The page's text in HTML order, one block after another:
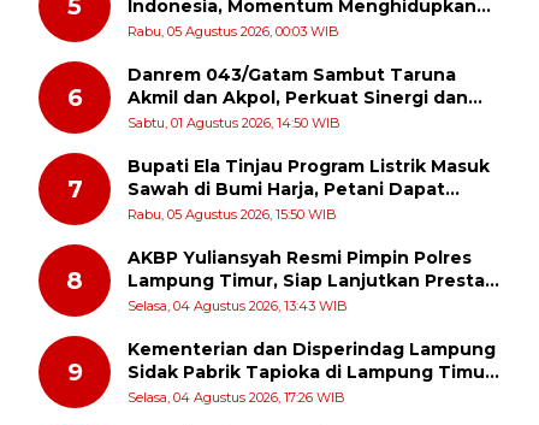
5
Indonesia, Momentum Menghidupkan
Kembali Semangat Juang Para Pahlawan
Rabu, 05 Agustus 2026, 00:03 WIB
6
Danrem 043/Gatam Sambut Taruna
Akmil dan Akpol, Perkuat Sinergi dan
Pengabdian untuk Masyarakat
Sabtu, 01 Agustus 2026, 14:50 WIB
7
Bupati Ela Tinjau Program Listrik Masuk
Sawah di Bumi Harja, Petani Dapat
Subsidi Pemasangan KWH
Rabu, 05 Agustus 2026, 15:50 WIB
8
AKBP Yuliansyah Resmi Pimpin Polres
Lampung Timur, Siap Lanjutkan Prestasi
Gemilang AKBP Heti Patmawati
Selasa, 04 Agustus 2026, 13:43 WIB
9
Kementerian dan Disperindag Lampung
Sidak Pabrik Tapioka di Lampung Timur,
PPUKI Apresiasi Langkah Pengawasan
Selasa, 04 Agustus 2026, 17:26 WIB